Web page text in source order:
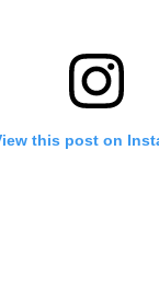
this post on